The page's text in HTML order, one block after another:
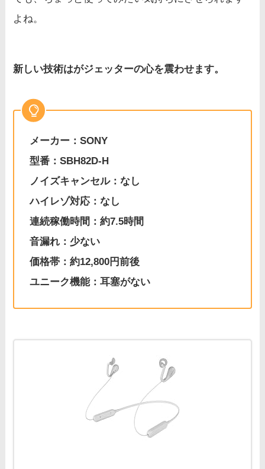
よね。
新しい技術はがジェッターの心を震わせます。
メーカー：SONY
型番：SBH82D-H
ノイズキャンセル：なし
ハイレゾ対応：なし
連続稼働時間：約7.5時間
音漏れ：少ない
価格帯：約12,800円前後
ユニーク機能：耳塞がない